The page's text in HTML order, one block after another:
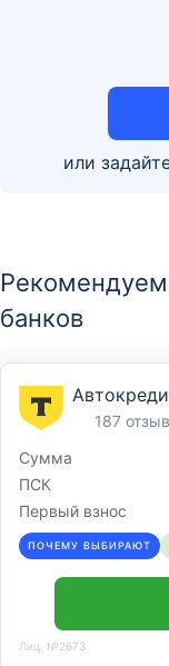
или
банков
187
Сумма
ПСК
Первый взнос
ПОЧЕМУ ВЫБИРАЮТ
Лиц. №2673